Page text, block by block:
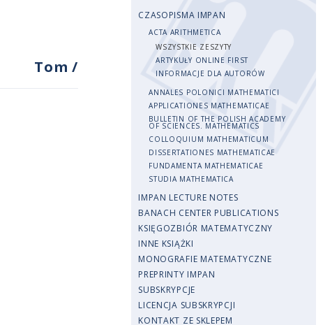
Tom/
CZASOPISMA IMPAN
ACTA ARITHMETICA
WSZYSTKIE ZESZYTY
ARTYKUŁY ONLINE FIRST
INFORMACJE DLA AUTORÓW
ANNALES POLONICI MATHEMATICI
APPLICATIONES MATHEMATICAE
BULLETIN OF THE POLISH ACADEMY
OF SCIENCES. MATHEMATICS
COLLOQUIUM MATHEMATICUM
DISSERTATIONES MATHEMATICAE
FUNDAMENTA MATHEMATICAE
STUDIA MATHEMATICA
IMPAN LECTURE NOTES
BANACH CENTER PUBLICATIONS
KSIĘGOZBIÓR MATEMATYCZNY
INNE KSIĄŻKI
MONOGRAFIE MATEMATYCZNE
PREPRINTY IMPAN
SUBSKRYPCJE
LICENCJA SUBSKRYPCJI
KONTAKT ZE SKLEPEM